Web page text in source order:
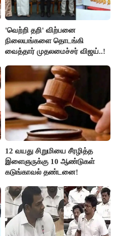
'வெற்றி தறி' விற்பனை
நிலையங்களை தொடங்கி
வைத்தார் முதலமைச்சர் விஜய்..!
12 வயது சிறுமியை சீரழித்த
இளைஞருக்கு 10 ஆண்டுகள்
கடுங்காவல் தண்டனை!